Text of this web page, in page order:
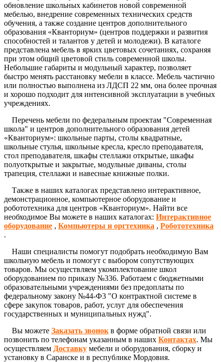
обновление школьных кабинетов новой современной
мебелью, внедрение современных технических средств
обучения, а также создание центров дополнительного
образования «Кванториум» (центров поддержки и развития
способностей и талантов у детей и молодежи). В каталоге
представлена мебель в ярких цветовых сочетаниях, сохраняя
при этом общий цветовой стиль современной школы.
Небольшие габариты и модульный характер, позволяет
быстро менять расстановку мебели в классе. Мебель частично
или полностью выполнена из ЛДСП 22 мм, она более прочная
и хорошо подходит для интенсивной эксплуатации в учебных
учреждениях.
Перечень мебели по федеральным проектам "Современная
школа" и центров дополнительного образования детей
«Кванториум»: школьные парты, столы квадратные,
школьные стулья, школьные кресла, кресло преподавателя,
стол преподавателя, шкафы стеллажи открытые, шкафы
полуоткрытые и закрытые, модульные диваны, столы
трапеция, стеллажи и навесные книжные полки.
Также в наших каталогах представлено интерактивное,
демонстрационное, компьютерное оборудование и
робототехника для центров «Кванториум». Найти все
необходимое Вы можете в наших каталогах: Интерактивное
оборудование , Компьютеры и оргтехника , Робототехника
.
Наши специалисты помогут подобрать необходимую Вам
школьную мебель и помогут с выбором сопутствующих
товаров. Мы осуществляем укомплектование школ
оборудованием по приказу №336. Работаем с бюджетными
образовательными учреждениями без предоплаты по
федеральному закону №44-Ф3 "О контрактной системе в
сфере закупок товаров, работ, услуг для обеспечения
государственных и муниципальных нужд".
Вы можете Заказать звонок в форме обратной связи или
позвонить по телефонам указанным в наших Контактах. Мы
осуществляем Доставку мебели и оборудования, сборку и
установку в Саранске и в республике Мордовия.